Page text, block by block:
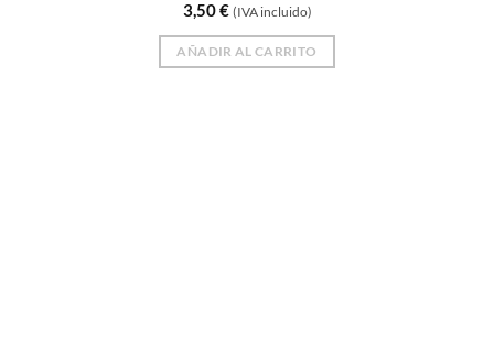
3,50€ (IVA incluido)
AÑADIR AL CARRITO